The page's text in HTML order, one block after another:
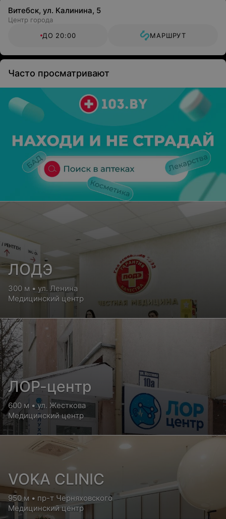
Витебск, ул. Калинина, 5
Центр города
ДО 20:00
МАРШРУТ
Часто просматривают
ЛОДЭ
300 м • ул. Ленина
Медицинский центр
ЛОР-центр
600 м • ул. Жесткова
Медицинский центр
VOKA CLINIC
950 м • пр-т Черняховского
Медицинский центр